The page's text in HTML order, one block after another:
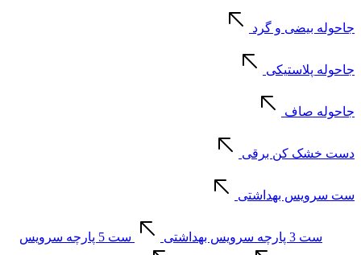
جاحوله بیضی و گرد
جاحوله پلاستیکی
جاحوله صاف
دست خشک کن برقی
ست سرویس بهداشتی
ست 3 پارچه سرویس بهداشتی ست 5 پارچه سرویس